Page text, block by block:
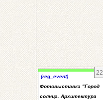
22
(reg_event)
Фотовыставка "Город
солнца. Архитектура